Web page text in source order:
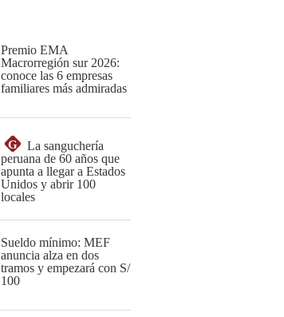
Premio EMA
Macrorregión sur 2026:
conoce las 6 empresas
familiares más admiradas
G
La sanguchería
peruana de 60 años que
apunta a llegar a Estados
Unidos y abrir 100
locales
Sueldo mínimo: MEF
anuncia alza en dos
tramos y empezará con S/
100